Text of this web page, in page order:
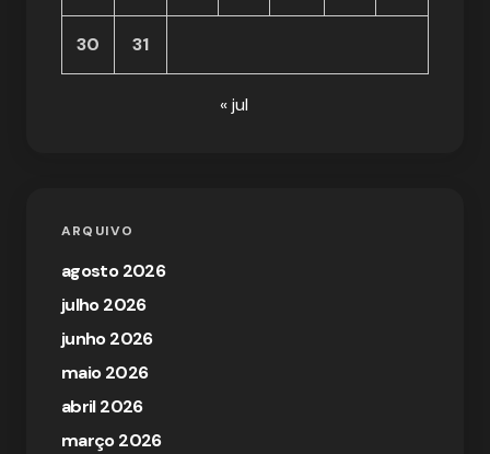
30 31
« jul
ARQUIVO
agosto 2026
julho 2026
junho 2026
maio 2026
abril 2026
março 2026